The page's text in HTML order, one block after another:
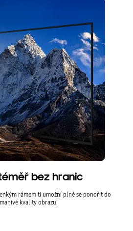
bez hranic
rámem ti umožní plně se ponořit do
kvality obrazu.